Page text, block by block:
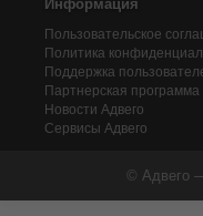
Информация
Пользовательское
Политика
Поддержка
Партнерская программа
Новости Адвего
Сервисы Адвего
© Адвего